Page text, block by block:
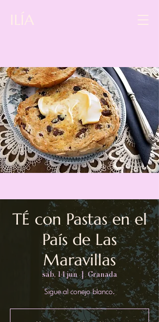
ILÍA
TÉ con Pastas en el
País de Las
Maravillas
sáb, 14 jun
  |
Granada
Sigue al conejo blanco.